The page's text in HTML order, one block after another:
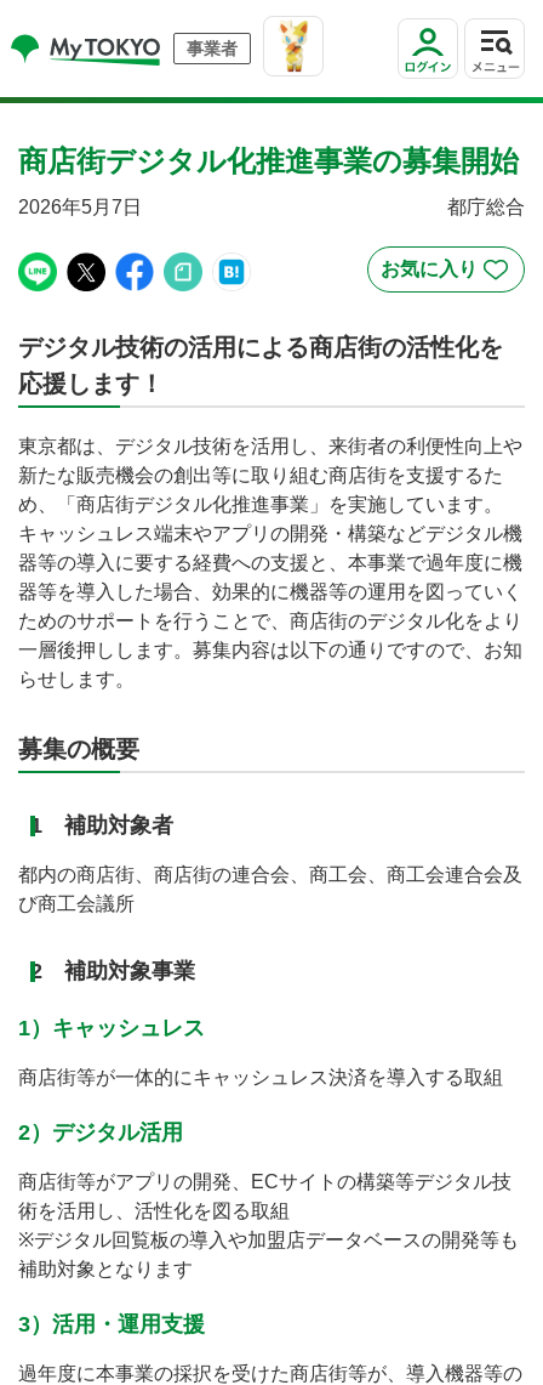
事業者
商店街デジタル化推進事業の募集開始
2026年5月7日 都庁総合
デジタル技術の活用による商店街の活性化を
応援します！
東京都は、デジタル技術を活用し、来街者の利便性向上や
新たな販売機会の創出等に取り組む商店街を支援するた
め、「商店街デジタル化推進事業」を実施しています。
キャッシュレス端末やアプリの開発・構築などデジタル機
器等の導入に要する経費への支援と、本事業で過年度に機
器等を導入した場合、効果的に機器等の運用を図っていく
ためのサポートを行うことで、商店街のデジタル化をより
一層後押しします。募集内容は以下の通りですので、お知
らせします。
募集の概要
1 補助対象者
都内の商店街、商店街の連合会、商工会、商工会連合会及
び商工会議所
2 補助対象事業
1）キャッシュレス
商店街等が一体的にキャッシュレス決済を導入する取組
2）デジタル活用
商店街等がアプリの開発、ECサイトの構築等デジタル技
術を活用し、活性化を図る取組
※デジタル回覧板の導入や加盟店データベースの開発等も
補助対象となります
3）活用・運用支援
過年度に本事業の採択を受けた商店街等が、導入機器等の